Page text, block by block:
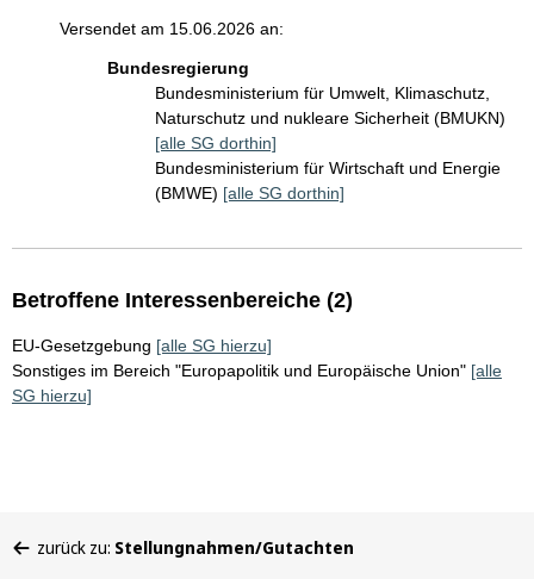
Versendet am 15.06.2026 an:
Bundesregierung
Bundesministerium für Umwelt, Klimaschutz,
Naturschutz und nukleare Sicherheit (BMUKN)
[alle SG dorthin]
Bundesministerium für Wirtschaft und Energie
(BMWE) [alle SG dorthin]
Betroffene Interessenbereiche (2)
EU-Gesetzgebung [alle SG hierzu]
Sonstiges im Bereich "Europapolitik und Europäische Union" [alle
SG hierzu]
befinden
zurück zu: Stellungnahmen/Gutachten